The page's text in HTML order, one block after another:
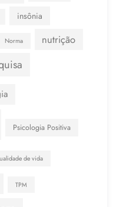
insônia
Norma nutrição
Psicologia Positiva
de vida
TPM